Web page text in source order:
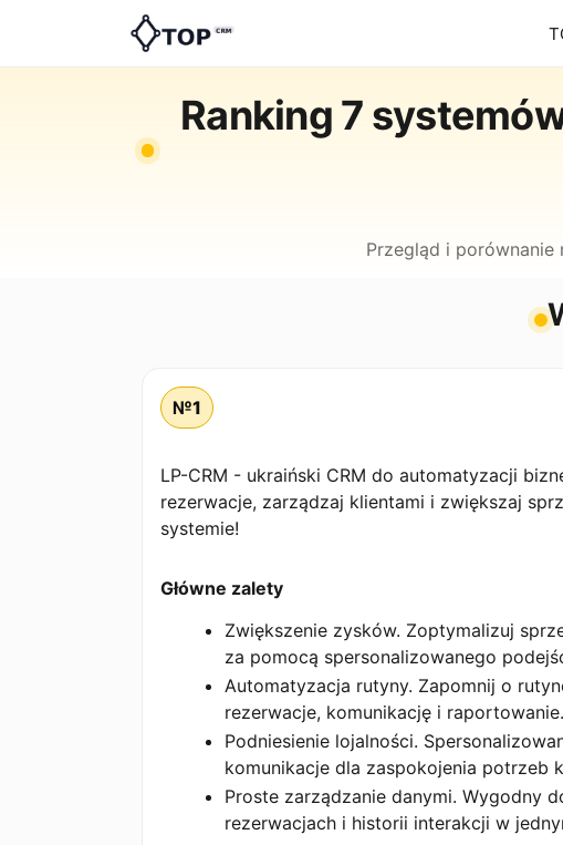
Ranking 7
Przegląd i porównanie
№1
LP-CRM - ukraiński CRM do automatyzacji
rezerwacje, zarządzaj klientami i zwiększaj
systemie!
Główne zalety
Zwiększenie zysków. Zoptymalizuj
za pomocą spersonalizowanego
Automatyzacja rutyny. Zapomnij o
rezerwacje, komunikację i raportowanie.
Podniesienie lojalności.
komunikacje dla zaspokojenia potrzeb
Proste zarządzanie danymi. Wygodny
rezerwacjach i historii interakcji w